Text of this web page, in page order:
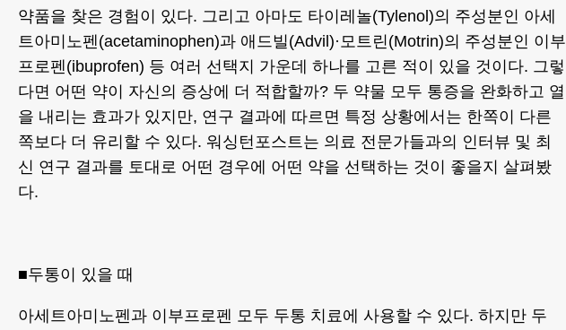
약품을 찾은 경험이 있다. 그리고 아마도 타이레놀(Tylenol)의 주성분인 아세
트아미노펜(acetaminophen)과 애드빌(Advil)·모트린(Motrin)의 주성분인 이부
프로펜(ibuprofen) 등 여러 선택지 가운데 하나를 고른 적이 있을 것이다. 그렇
다면 어떤 약이 자신의 증상에 더 적합할까? 두 약물 모두 통증을 완화하고 열
을 내리는 효과가 있지만, 연구 결과에 따르면 특정 상황에서는 한쪽이 다른
쪽보다 더 유리할 수 있다. 워싱턴포스트는 의료 전문가들과의 인터뷰 및 최
신 연구 결과를 토대로 어떤 경우에 어떤 약을 선택하는 것이 좋을지 살펴봤
다.
■두통이 있을 때
아세트아미노펜과 이부프로펜 모두 두통 치료에 사용할 수 있다. 하지만 두